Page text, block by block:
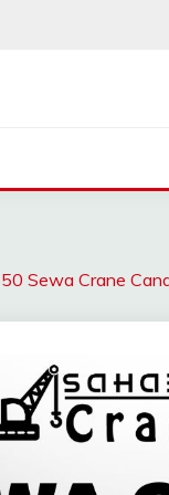
Sewa Crane